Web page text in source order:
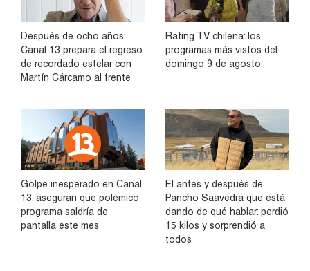
Después de ocho años:
Canal 13 prepara el regreso
de recordado estelar con
Martín Cárcamo al frente
Rating TV chilena: los
programas más vistos del
domingo 9 de agosto
Golpe inesperado en Canal
13: aseguran que polémico
programa saldría de
pantalla este mes
El antes y después de
Pancho Saavedra que está
dando de qué hablar: perdió
15 kilos y sorprendió a
todos